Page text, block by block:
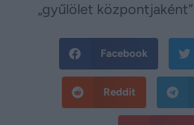
„gyűlölet
Facebook
Reddit